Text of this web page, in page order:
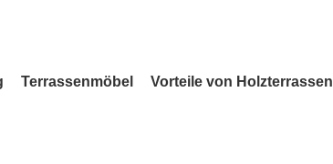
Terrassenmöbel Vorteile von Holzterrassen